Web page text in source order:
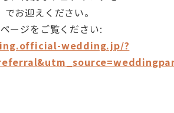
お迎えください。
ージをご覧ください:
wedding.jp/?